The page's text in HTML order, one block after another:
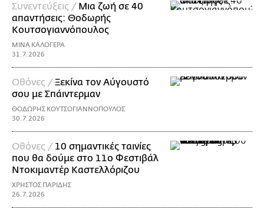
Συνεντεύξεις / Μια ζωή σε 40
απαντήσεις: Θοδωρής
Kουτσογιαννόπουλος
ΜΙΝΑ ΚΑΛΟΓΕΡΑ
31.7.2026
Οθόνες /Ξεκίνα τον Αύγουστό
σου με Σπάιντερμαν
ΘΟΔΩΡΗΣ ΚΟΥΤΣΟΓΙΑΝΝΟΠΟΥΛΟΣ
30.7.2026
Οθόνες / 10 σημαντικές ταινίες
που θα δούμε στο 11ο Φεστιβάλ
Ντοκιμαντέρ Καστελλόριζου
ΧΡΗΣΤΟΣ ΠΑΡΙΔΗΣ
26.7.2026